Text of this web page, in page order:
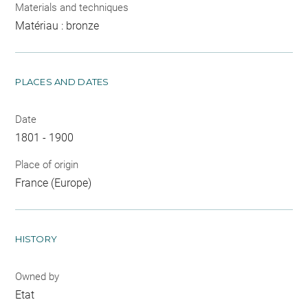
Materials and techniques
Matériau : bronze
PLACES AND DATES
Date
1801 - 1900
Place of origin
France (Europe)
HISTORY
Owned by
Etat